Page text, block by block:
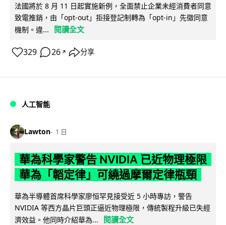
法國將於 8 月 11 日起實施新例，全面禁止企業未經消費者同意
致電推銷，由「opt-out」拒接登記制轉為「opt-in」先徵同意
機制。違...
閱讀全文
329 26 ↗ 分享
人工智能
Lawton 1 日
華為科學家警告 NVIDIA 已近物理極限
華為「韜定律」可繞過摩爾定律瓶頸
華為半導體首席科學家廖恒罕見接受近 5 小時專訪，警告
NVIDIA 等西方晶片巨頭正逼近物理極限，傳統製程升級已失經
濟效益。他同時介紹華為...
閱讀全文